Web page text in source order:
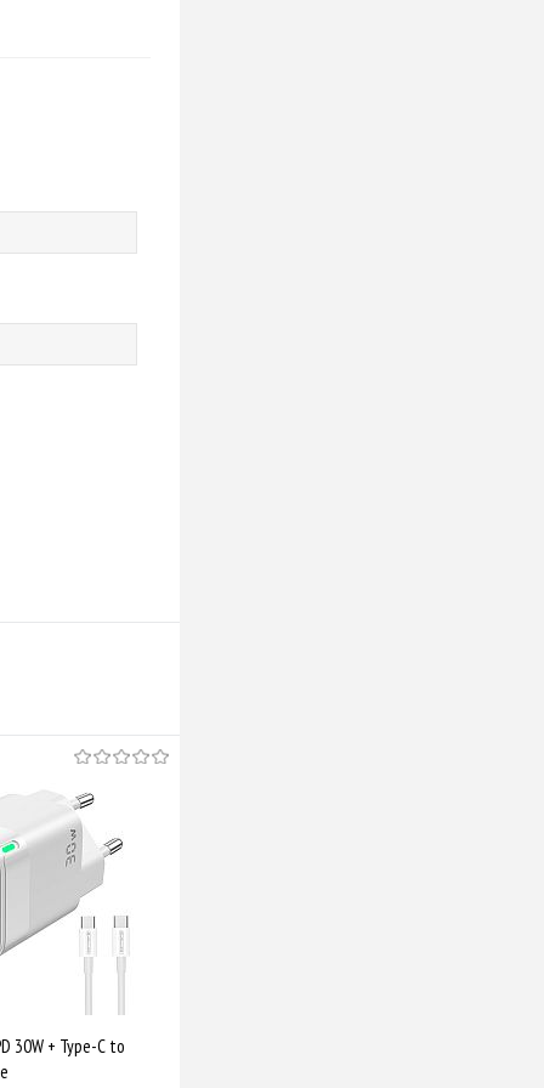
30W + Type-C to